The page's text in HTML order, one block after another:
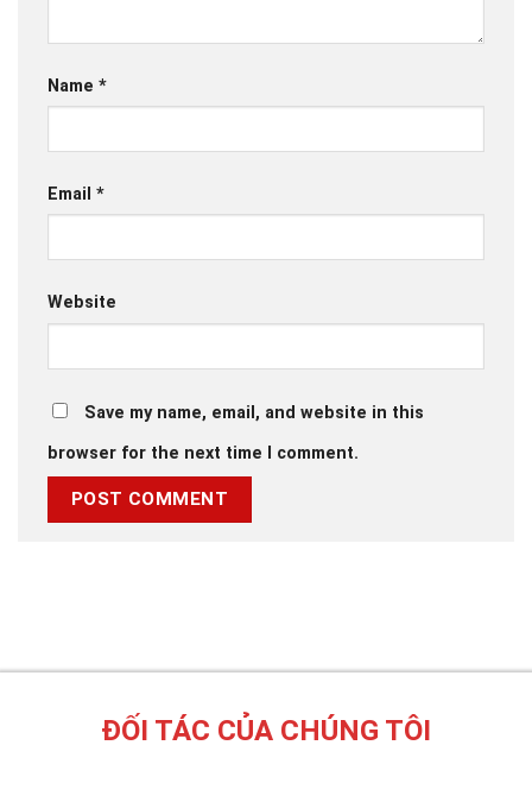
Name *
Email *
Website
Save my name, email, and website in this
browser for the next time I comment.
ĐỐI TÁC CỦA CHÚNG TÔI